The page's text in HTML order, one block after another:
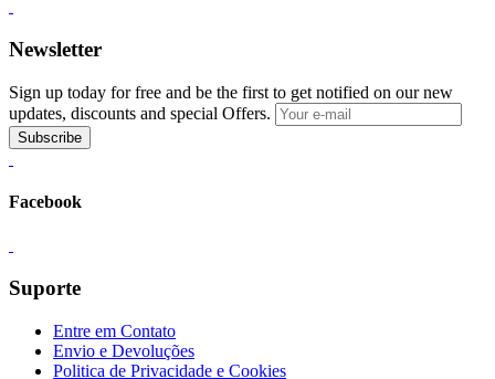
Newsletter
Sign up today for free and be the first to get notified on our new
updates, discounts and special Offers.
Subscribe
Facebook
Suporte
Entre em Contato
Envio e Devoluções
Politica de Privacidade e Cookies